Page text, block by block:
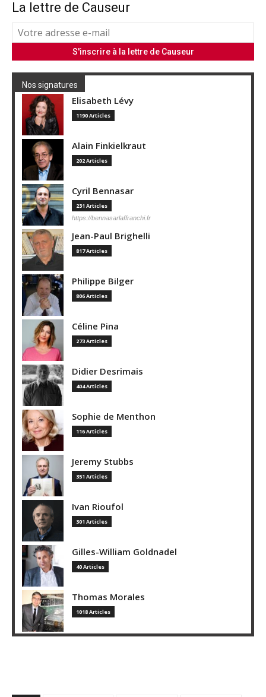
La lettre de Causeur
Nos signatures
Elisabeth Lévy
1190 Articles
Alain Finkielkraut
202 Articles
Cyril Bennasar
231 Articles
https://bennasarlaffranchi.fr
Jean-Paul Brighelli
817 Articles
Philippe Bilger
806 Articles
Céline Pina
273 Articles
Didier Desrimais
404 Articles
Sophie de Menthon
116 Articles
Jeremy Stubbs
351 Articles
Ivan Rioufol
301 Articles
Gilles-William Goldnadel
40 Articles
Thomas Morales
1018 Articles